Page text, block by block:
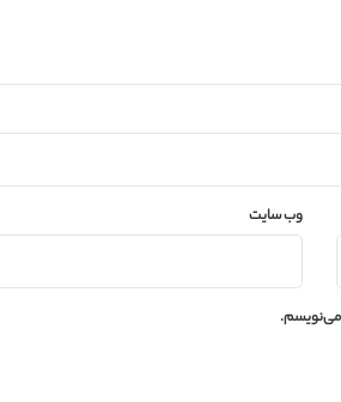
وب‌ سایت
می‌نویسم.